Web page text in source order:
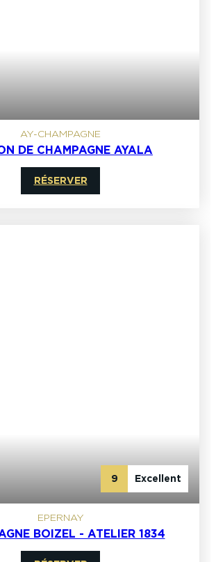
AY-CHAMPAGNE
DE CHAMPAGNE AYALA
RÉSERVER
9 Excellent
EPERNAY
BOIZEL - ATELIER 1834